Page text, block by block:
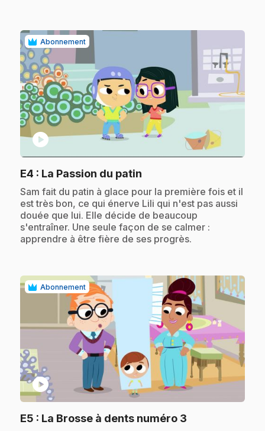
Abonnement
play_circle
E4 : La Passion du patin
.Sam fait du patin à glace pour la première fois et il
est très bon, ce qui énerve Lili qui n'est pas aussi
douée que lui. Elle décide de beaucoup
s'entraîner. Une seule façon de se calmer :
apprendre à être fière de ses progrès.
Abonnement
play_circle
E5 : La Brosse à dents numéro 3